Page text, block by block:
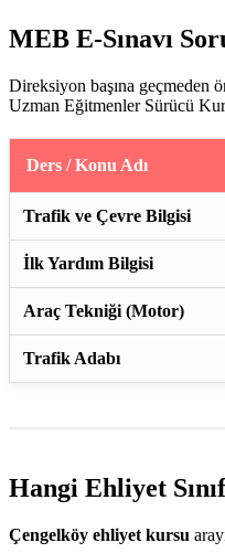
MEB E-Sınavı
Direksiyon başına geçmeden
Uzman Eğitmenler Sürücü
Ders / Konu Adı
Trafik ve Çevre Bilgisi
İlk Yardım Bilgisi
Araç Tekniği (Motor)
Trafik Adabı
Hangi Ehliyet
Çengelköy ehliyet kursu